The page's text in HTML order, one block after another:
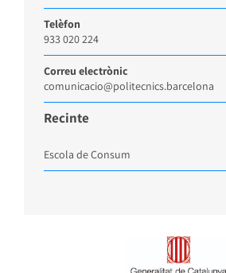
Recinte
Escola de Consum
Telèfon
933 020 224
Correu electrònic
comunicacio@politecnics.barcelona